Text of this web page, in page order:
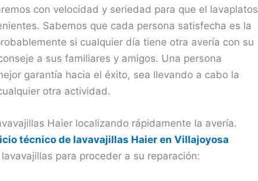
con velocidad y seriedad para que el lavaplatos
Sabemos que cada persona satisfecha es la
si cualquier día tiene otra avería con su
a sus familiares y amigos. Una persona
garantía hacia el éxito, sea llevando a cabo la
otra actividad.
Haier localizando rápidamente la avería.
técnico de lavavajillas Haier en Villajoyosa
para proceder a su reparación: